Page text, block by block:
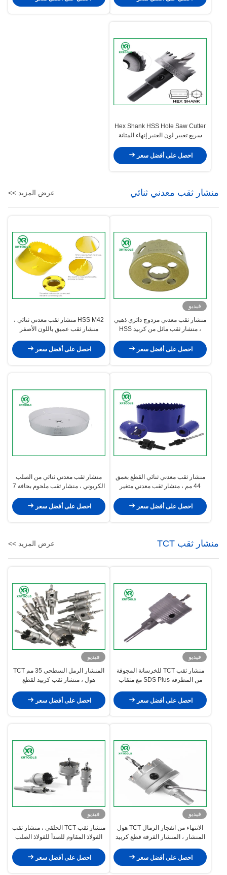
Hex Shank HSS Hole Saw Cutter
سريع تغيير لون العنبر إنهاء المتانة
احصل على أفضل سعر
منشار ثقب معدني ثنائي عرض المزيد >>
فيديو
منشار ثقب معدني مزدوج دائري ذهبي
، منشار ثقب مائل من كربيد HSS
احصل على أفضل سعر
HSS M42 منشار ثقب معدني ثنائي ،
منشار ثقب عميق باللون الأصفر
احصل على أفضل سعر
منشار ثقب معدني ثنائي القطع بعمق
44 مم ، منشار ثقب معدني متغير
احصل على أفضل سعر
منشار ثقب معدني ثنائي من الصلب
الكربوني ، منشار ثقب ملحوم بحافة 7
احصل على أفضل سعر
منشار ثقب TCT عرض المزيد >>
فيديو
منشار ثقب TCT للخرسانة المجوفة
من المطرقة SDS Plus مع مثقاب
احصل على أفضل سعر
فيديو
المنشار الرمل السطحي 35 مم TCT
هول ، منشار ثقب كربيد لقطع
احصل على أفضل سعر
فيديو
الانتهاء من انفجار الرمال TCT هول
المنشار ، المنشار الفرقة قطع كربيد
احصل على أفضل سعر
فيديو
منشار ثقب TCT الحلقي ، منشار ثقب
الفولاذ المقاوم للصدأ للفولاذ الصلب
احصل على أفضل سعر